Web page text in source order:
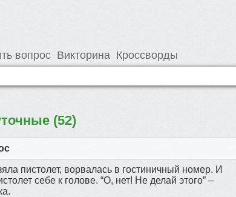
вопрос Викторина Кроссворды
(52)
пистолет, ворвалась в гостиничный номер. И
себе к голове. “О, нет! Не делай этого” –